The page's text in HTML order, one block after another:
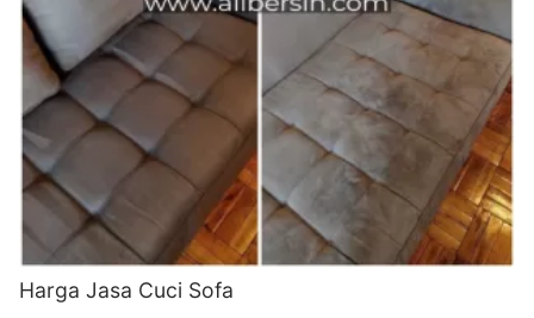
Harga Jasa Cuci Sofa